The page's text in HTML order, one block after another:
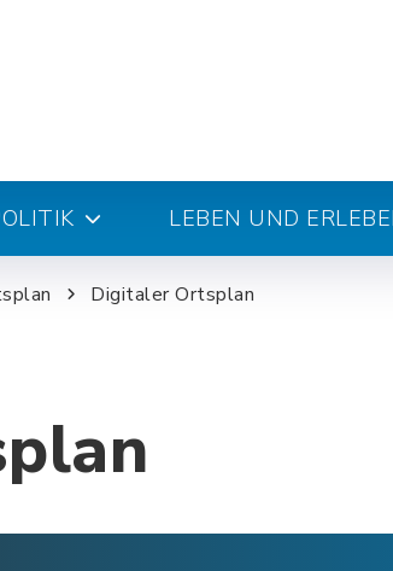
LEBEN UND
Digitaler Ortsplan